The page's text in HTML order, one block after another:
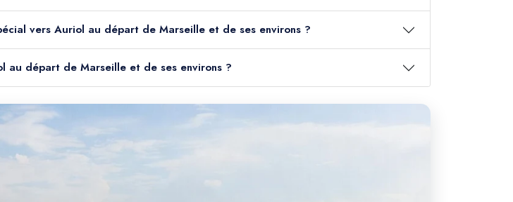
vers Auriol au départ de Marseille et de ses environs ?
au départ de Marseille et de ses environs ?